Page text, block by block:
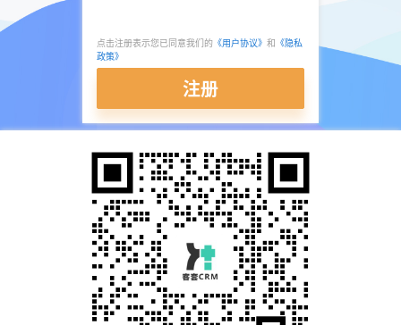
点击注册表示您已同意我们的 《用户协议》 和 《隐私
政策》
注册